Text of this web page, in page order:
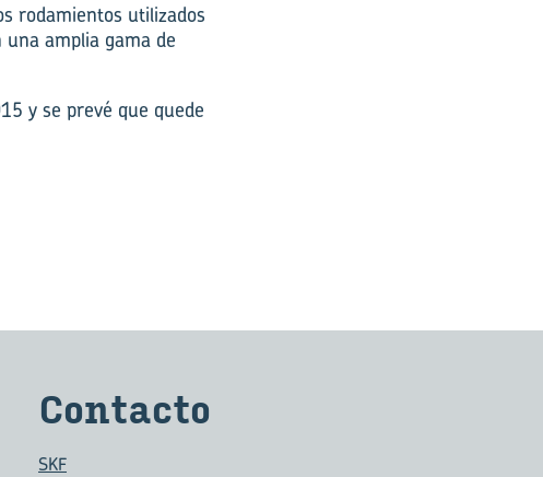
rodamientos utilizados
amplia gama de
y se prevé que quede
Con­tac­to
SKF